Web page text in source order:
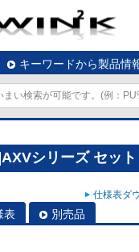
キーワードから製品情
シリーズ セッ
仕様表ダ
表 別売品